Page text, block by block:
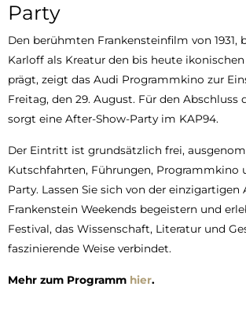
Party
Den berühmten Frankensteinfilm von 1931,
Karloff als Kreatur den bis heute
prägt, zeigt das Audi Programmkino zur
Freitag, den 29. August. Für den Abschluss
sorgt eine After-Show-Party im KAP94.
Der Eintritt ist grundsätzlich frei,
Kutschfahrten, Führungen, Programmkino
Party. Lassen Sie sich von der einzigartigen
Frankenstein Weekends begeistern und
Festival, das Wissenschaft, Literatur und
faszinierende Weise verbindet.
Mehr zum Programm hier.